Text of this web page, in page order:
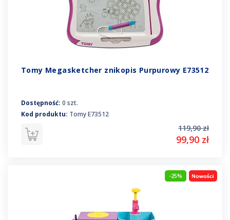
Tomy Megasketcher znikopis Purpurowy E73512
Dostępność: 0 szt.
Kod produktu: Tomy E73512
119,90 zł
99,90 zł
-25%